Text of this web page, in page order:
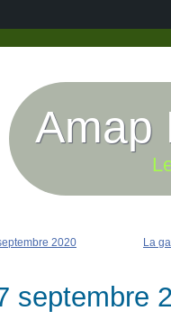
Amap
2020 La
septembre